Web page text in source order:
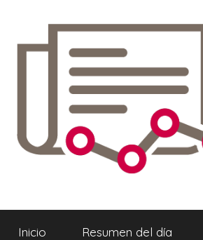
contenido
Informativa
Inicio Resumen del día